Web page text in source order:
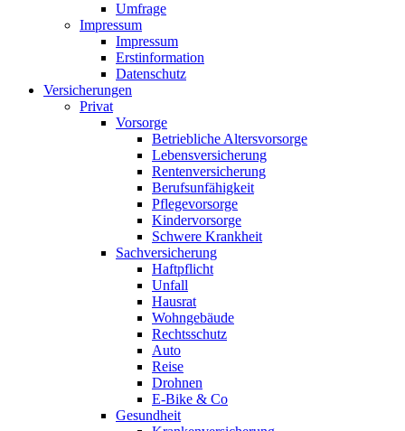
Umfrage
Impressum
Impressum
Erstinformation
Datenschutz
Versicherungen
Privat
Vorsorge
Betriebliche Altersvorsorge
Lebensversicherung
Rentenversicherung
Berufsunfähigkeit
Pflegevorsorge
Kindervorsorge
Schwere Krankheit
Sachversicherung
Haftpflicht
Unfall
Hausrat
Wohngebäude
Rechtsschutz
Auto
Reise
Drohnen
E-Bike & Co
Gesundheit